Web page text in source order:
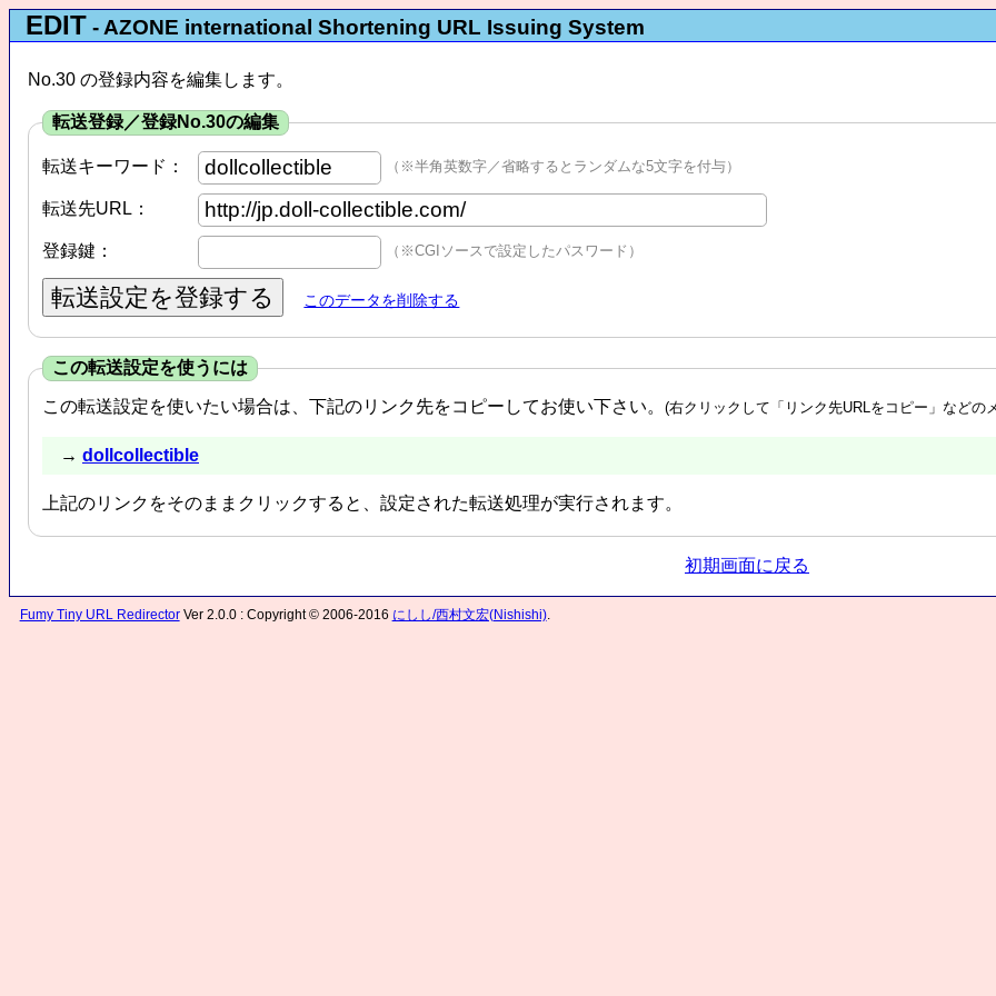
EDIT - AZONE international Shortening URL Issuing System
No.30 の登録内容を編集します。
転送登録／登録No.30の編集
転送キーワード： （※半角英数字／省略するとランダムな5文字を付与）
転送先URL：
登録鍵： （※CGIソースで設定したパスワード）
このデータを削除する
この転送設定を使うには
この転送設定を使いたい場合は、下記のリンク先をコピーしてお使い下さい。 (右クリックして「リンク先URLをコピー」などの
→ dollcollectible
上記のリンクをそのままクリックすると、設定された転送処理が実行されます。
初期画面に戻る
Fumy Tiny URL RedirectorVer 2.0.0 : Copyright © 2006-2016 にしし/西村文宏(Nishishi).